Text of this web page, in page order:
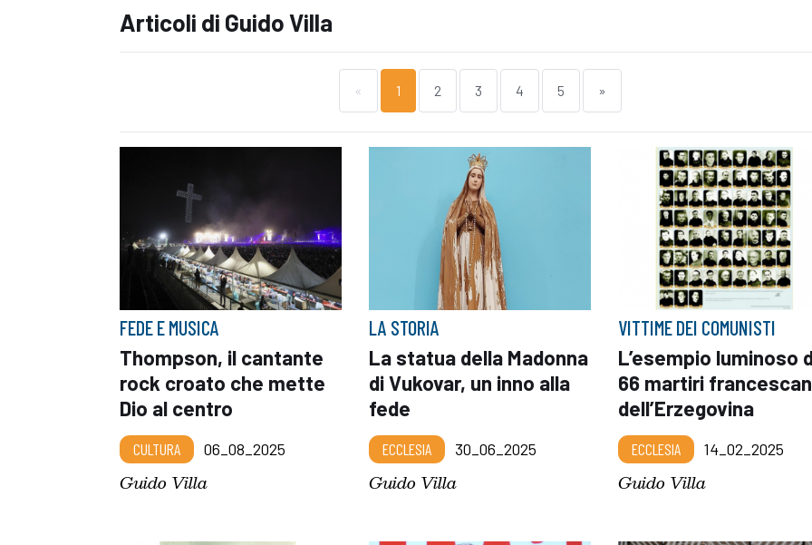
Articoli di Guido Villa
« 1 2 3 4 5 »
FEDE E MUSICA
Thompson, il cantante
rock croato che mette
Dio al centro
CULTURA 06_08_2025
Guido Villa
LA STORIA
La statua della Madonna
di Vukovar, un inno alla
fede
ECCLESIA 30_06_2025
Guido Villa
VITTIME DEI COMUNISTI
L’esempio luminoso
66 martiri
dell’Erzegovina
ECCLESIA 14_02_2025
Guido Villa